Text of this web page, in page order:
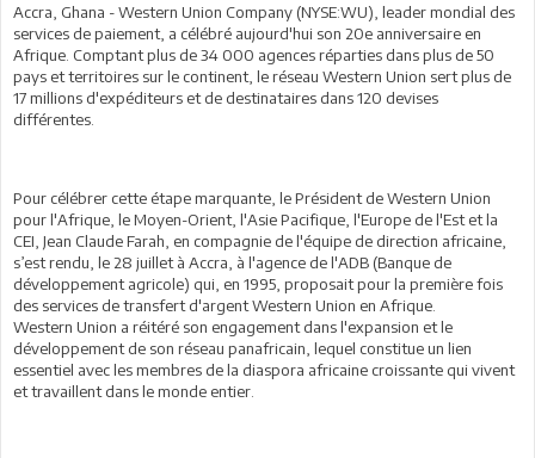
Accra, Ghana - Western Union Company (NYSE:WU), leader mondial des
services de paiement, a célébré aujourd'hui son 20e anniversaire en
Afrique. Comptant plus de 34 000 agences réparties dans plus de 50
pays et territoires sur le continent, le réseau Western Union sert plus de
17 millions d'expéditeurs et de destinataires dans 120 devises
différentes.
Pour célébrer cette étape marquante, le Président de Western Union
pour l'Afrique, le Moyen-Orient, l'Asie Pacifique, l'Europe de l'Est et la
CEI, Jean Claude Farah, en compagnie de l'équipe de direction africaine,
s’est rendu, le 28 juillet à Accra, à l'agence de l'ADB (Banque de
développement agricole) qui, en 1995, proposait pour la première fois
des services de transfert d'argent Western Union en Afrique.
Western Union a réitéré son engagement dans l'expansion et le
développement de son réseau panafricain, lequel constitue un lien
essentiel avec les membres de la diaspora africaine croissante qui vivent
et travaillent dans le monde entier.